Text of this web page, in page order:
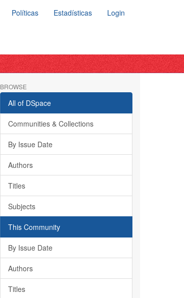
Políticas Estadísticas Login
BROWSE
All of DSpace
Communities & Collections
By Issue Date
Authors
Titles
Subjects
This Community
By Issue Date
Authors
Titles